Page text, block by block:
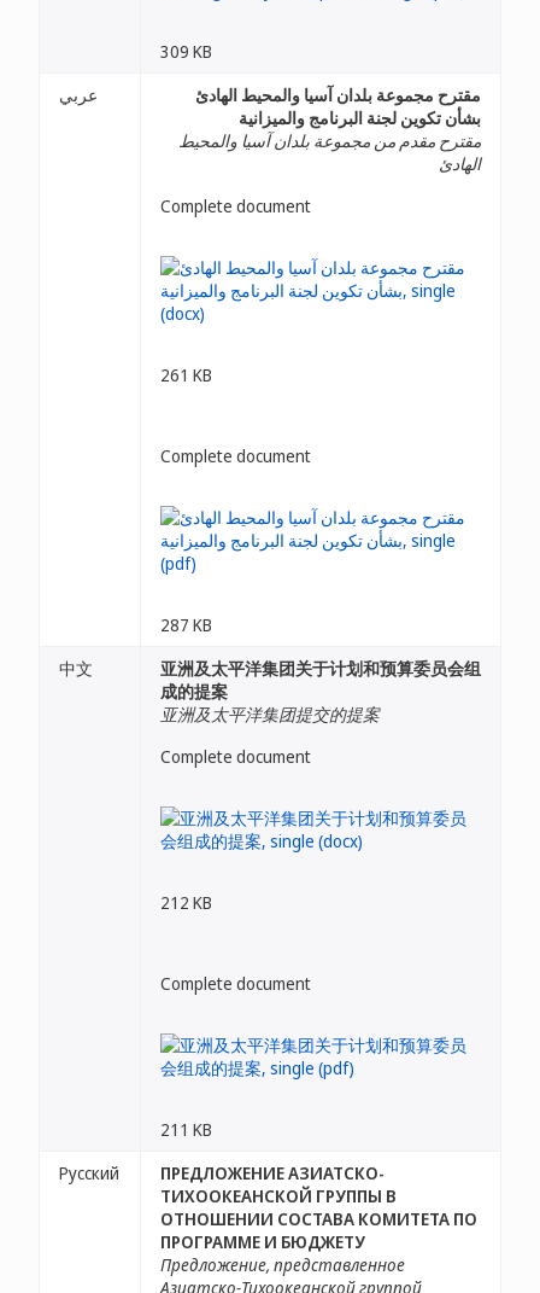
309 KB
عربي
مقترح مجموعة بلدان آسيا والمحيط الهادئ
بشأن تكوين لجنة البرنامج والميزانية
مقترح مقدم من مجموعة بلدان آسيا والمحيط
الهادئ
Complete document
261 KB
Complete document
287 KB
中文
亚洲及太平洋集团关于计划和预算委员会组
成的提案
亚洲及太平洋集团提交的提案
Complete document
212 KB
Complete document
211 KB
Русский
ПРЕДЛОЖЕНИЕ АЗИАТСКО-
ТИХООКЕАНСКОЙ ГРУППЫ В
ОТНОШЕНИИ СОСТАВА КОМИТЕТА ПО
ПРОГРАММЕ И БЮДЖЕТУ
Предложение, представленное
Азиатско-Тихоокеанской группой